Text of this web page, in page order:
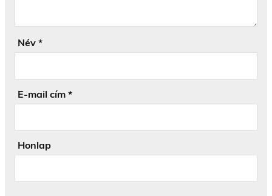
Név *
E-mail cím *
Honlap